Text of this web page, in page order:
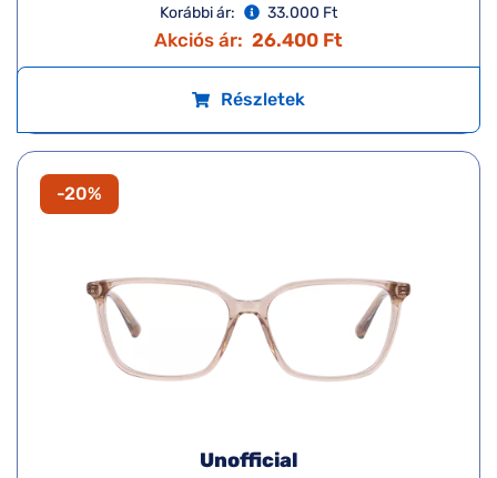
Korábbi ár:
33.000 Ft
Akciós ár: 26.400 Ft
Részletek
-20%
Unofficial